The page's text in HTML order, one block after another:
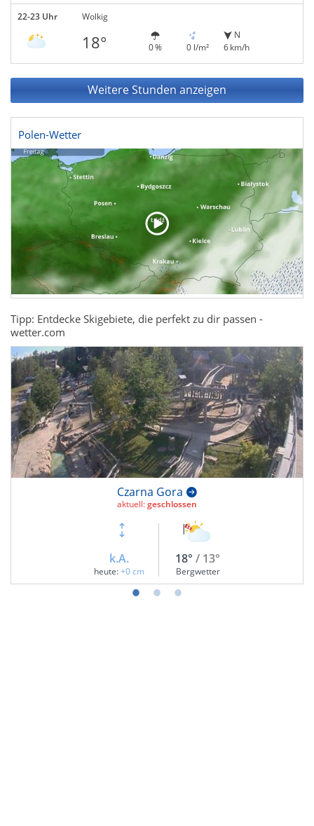
22-23 Uhr Wolkig
18° 0 % 0 l/m²
N
6 km/h
Weitere Stunden anzeigen
Polen-Wetter
Tipp: Entdecke Skigebiete, die perfekt zu dir passen -
wetter.com
Czarna Gora
aktuell:geschlossen
k.A.
heute:+0 cm
18° / 13°
Bergwetter